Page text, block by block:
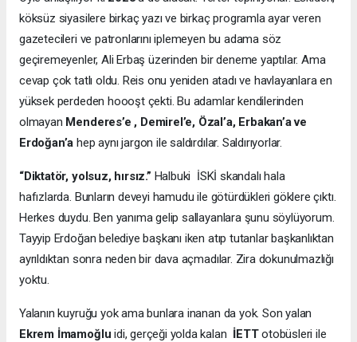
köksüz siyasilere birkaç yazı ve birkaç programla ayar veren
gazetecileri ve patronlarını iplemeyen bu adama söz
geçiremeyenler, Ali Erbaş üzerinden bir deneme yaptılar. Ama
cevap çok tatlı oldu. Reis onu yeniden atadı ve havlayanlara en
yüksek perdeden hoooşt çekti. Bu adamlar kendilerinden
olmayan Menderes’e , Demirel’e, Özal’a, Erbakan’a ve
Erdoğan’a hep aynı jargon ile saldırdılar. Saldırıyorlar.
“Diktatör, yolsuz, hırsız.” Halbuki İSKİ skandalı hala
hafızlarda. Bunların deveyi hamudu ile götürdükleri göklere çıktı.
Herkes duydu. Ben yanıma gelip sallayanlara şunu söylüyorum.
Tayyip Erdoğan belediye başkanı iken atıp tutanlar başkanlıktan
ayrıldıktan sonra neden bir dava açmadılar. Zira dokunulmazlığı
yoktu.
Yalanın kuyruğu yok ama bunlara inanan da yok. Son yalan
Ekrem İmamoğlu idi, gerçeği yolda kalan İETTotobüsleri ile